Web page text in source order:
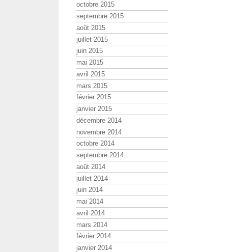
octobre 2015
septembre 2015
août 2015
juillet 2015
juin 2015
mai 2015
avril 2015
mars 2015
février 2015
janvier 2015
décembre 2014
novembre 2014
octobre 2014
septembre 2014
août 2014
juillet 2014
juin 2014
mai 2014
avril 2014
mars 2014
février 2014
janvier 2014